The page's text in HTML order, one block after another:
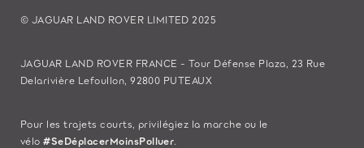
© JAGUAR LAND ROVER LIMITED 2025
JAGUAR LAND ROVER FRANCE - Tour Défense Plaza, 23 Rue
Delarivière Lefoullon, 92800 PUTEAUX
Pour les trajets courts, privilégiez la marche ou le
vélo#SeDéplacerMoinsPolluer